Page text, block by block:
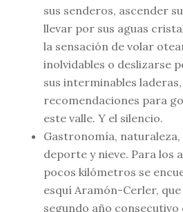
sus senderos, ascender
llevar por sus aguas
la sensación de volar
inolvidables o deslizarse
sus interminables
recomendaciones para
este valle. Y el silencio.
Gastronomía,
deporte y nieve. Para los
pocos kilómetros se
esquí Aramón-Cerler,
segundo año